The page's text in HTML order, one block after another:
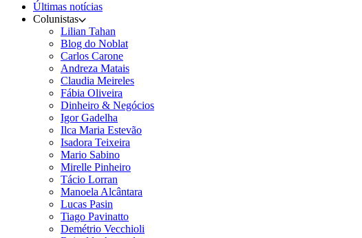
Últimas notícias
Colunistas
Lilian Tahan
Blog do Noblat
Carlos Carone
Andreza Matais
Claudia Meireles
Fábia Oliveira
Dinheiro & Negócios
Igor Gadelha
Ilca Maria Estevão
Isadora Teixeira
Mario Sabino
Mirelle Pinheiro
Tácio Lorran
Manoela Alcântara
Lucas Pasin
Tiago Pavinatto
Demétrio Vecchioli